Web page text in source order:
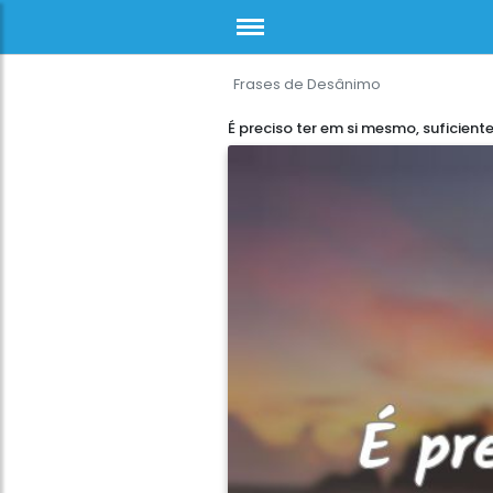
Frases de Desânimo
É preciso ter em si mesmo,